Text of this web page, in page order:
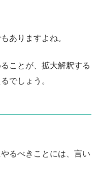
ありますよね。
ことが、拡大解釈する
でしょう。
るべきことには、言い